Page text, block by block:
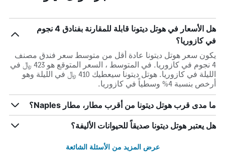
هل الأسعار في هوتل ديتونا قابلة للمقارنة بفنادق 4 نجوم
في كازوريا؟
يكون سعر هوتل ديتونا عادة أقل من متوسط ​​سعر فندق مصنف
4 نجوم في كازوريا. في المتوسط ، السعر المتوقع هو 423 ﷼ في
الليلة في كازوريا. هوتل ديتونا سيعطيك 410 ﷼ في الليلة وهو
أرخص بنسبة 4% وسطياً في كازوريا.
ما مدى قرب هوتل ديتونا من أقرب مطار، مطار Naples؟
هل يعتبر هوتل ديتونا صديقاً للحيوانات الأليفة؟
عرض المزيد من الأسئلة الشائعة